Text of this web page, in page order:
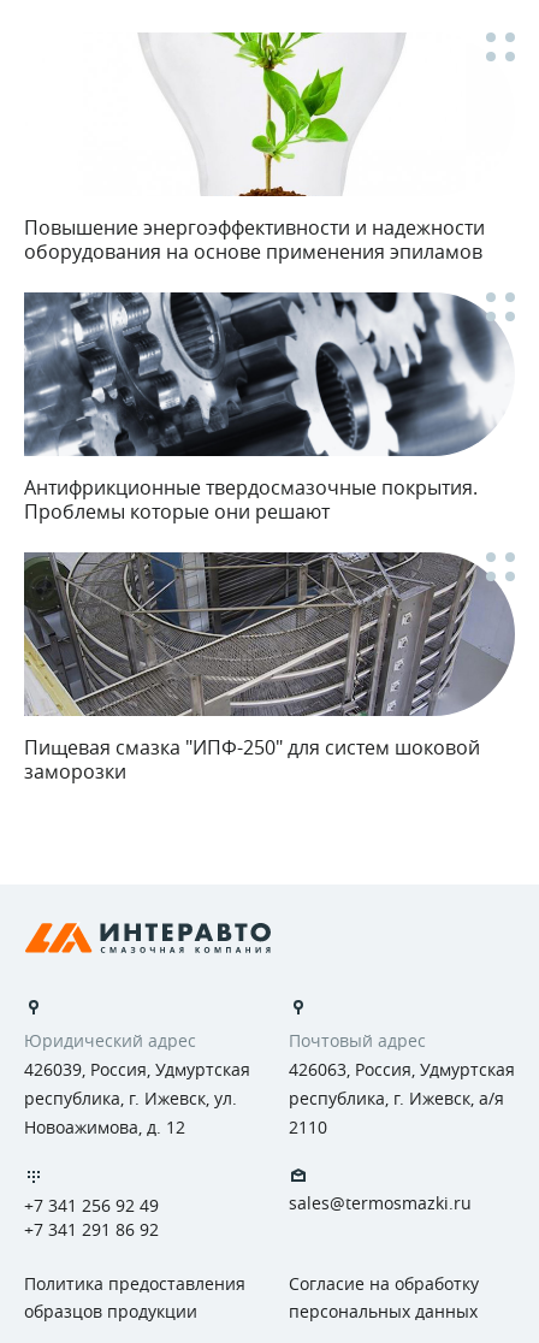
Повышение энергоэффективности и надежности
оборудования на основе применения эпиламов
Антифрикционные твердосмазочные покрытия.
Проблемы которые они решают
Пищевая смазка "ИПФ-250" для систем шоковой
заморозки
+7 341 256 92 49
+7 341 291 86 92
sales@termosmazki.ru
Юридический адрес
426039, Россия, Удмуртская
республика, г. Ижевск, ул.
Новоажимова, д. 12
Почтовый адрес
426063, Россия, Удмуртская
республика, г. Ижевск, а/я
2110
Политика предоставления
образцов продукции
Согласие на обработку
персональных данных